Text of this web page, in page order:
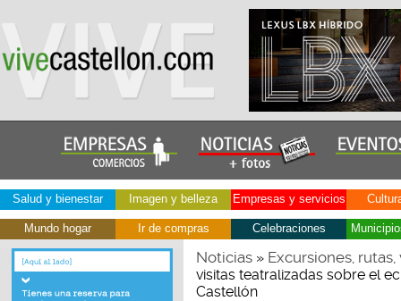
Salud y bienestar Imagen y belleza Empresas y servicios
Mundo hogar Ir de compras Celebraciones
Noticias» Excursiones,
visitas teatralizadas sobre el
Castellón